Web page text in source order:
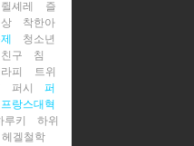
쥘셰레
즐
착한아
청소년
친구
침
피
트위
퍼시
퍼
프랑스대혁
루키
하위
헤겔철학